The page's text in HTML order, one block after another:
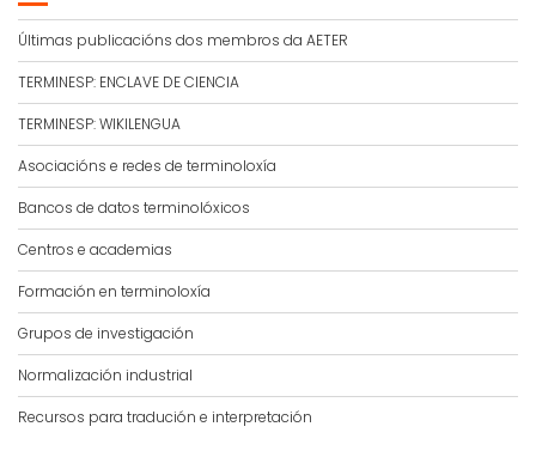
Últimas publicacións dos membros da AETER
TERMINESP: ENCLAVE DE CIENCIA
TERMINESP: WIKILENGUA
Asociacións e redes de terminoloxía
Bancos de datos terminolóxicos
Centros e academias
Formación en terminoloxía
Grupos de investigación
Normalización industrial
Recursos para tradución e interpretación